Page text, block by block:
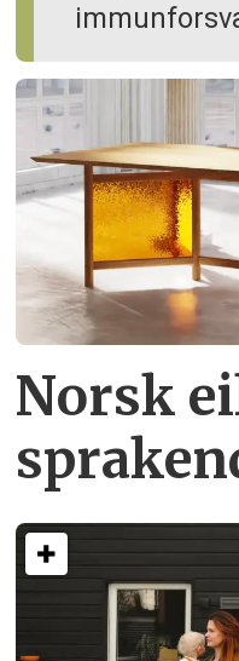
Norsk